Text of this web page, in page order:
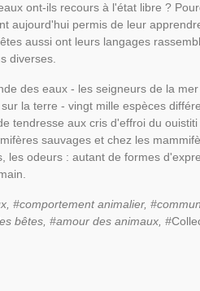
ont-ils recours à l'état libre ?
aujourd'hui permis de leur
aussi ont leurs langages
diverses.
des eaux - les seigneurs de la
la terre - vingt mille espèces
tendresse aux cris d'effroi du
sauvages et chez les
odeurs : autant de formes
#comportement animalier,
bêtes, #amour des animaux, #